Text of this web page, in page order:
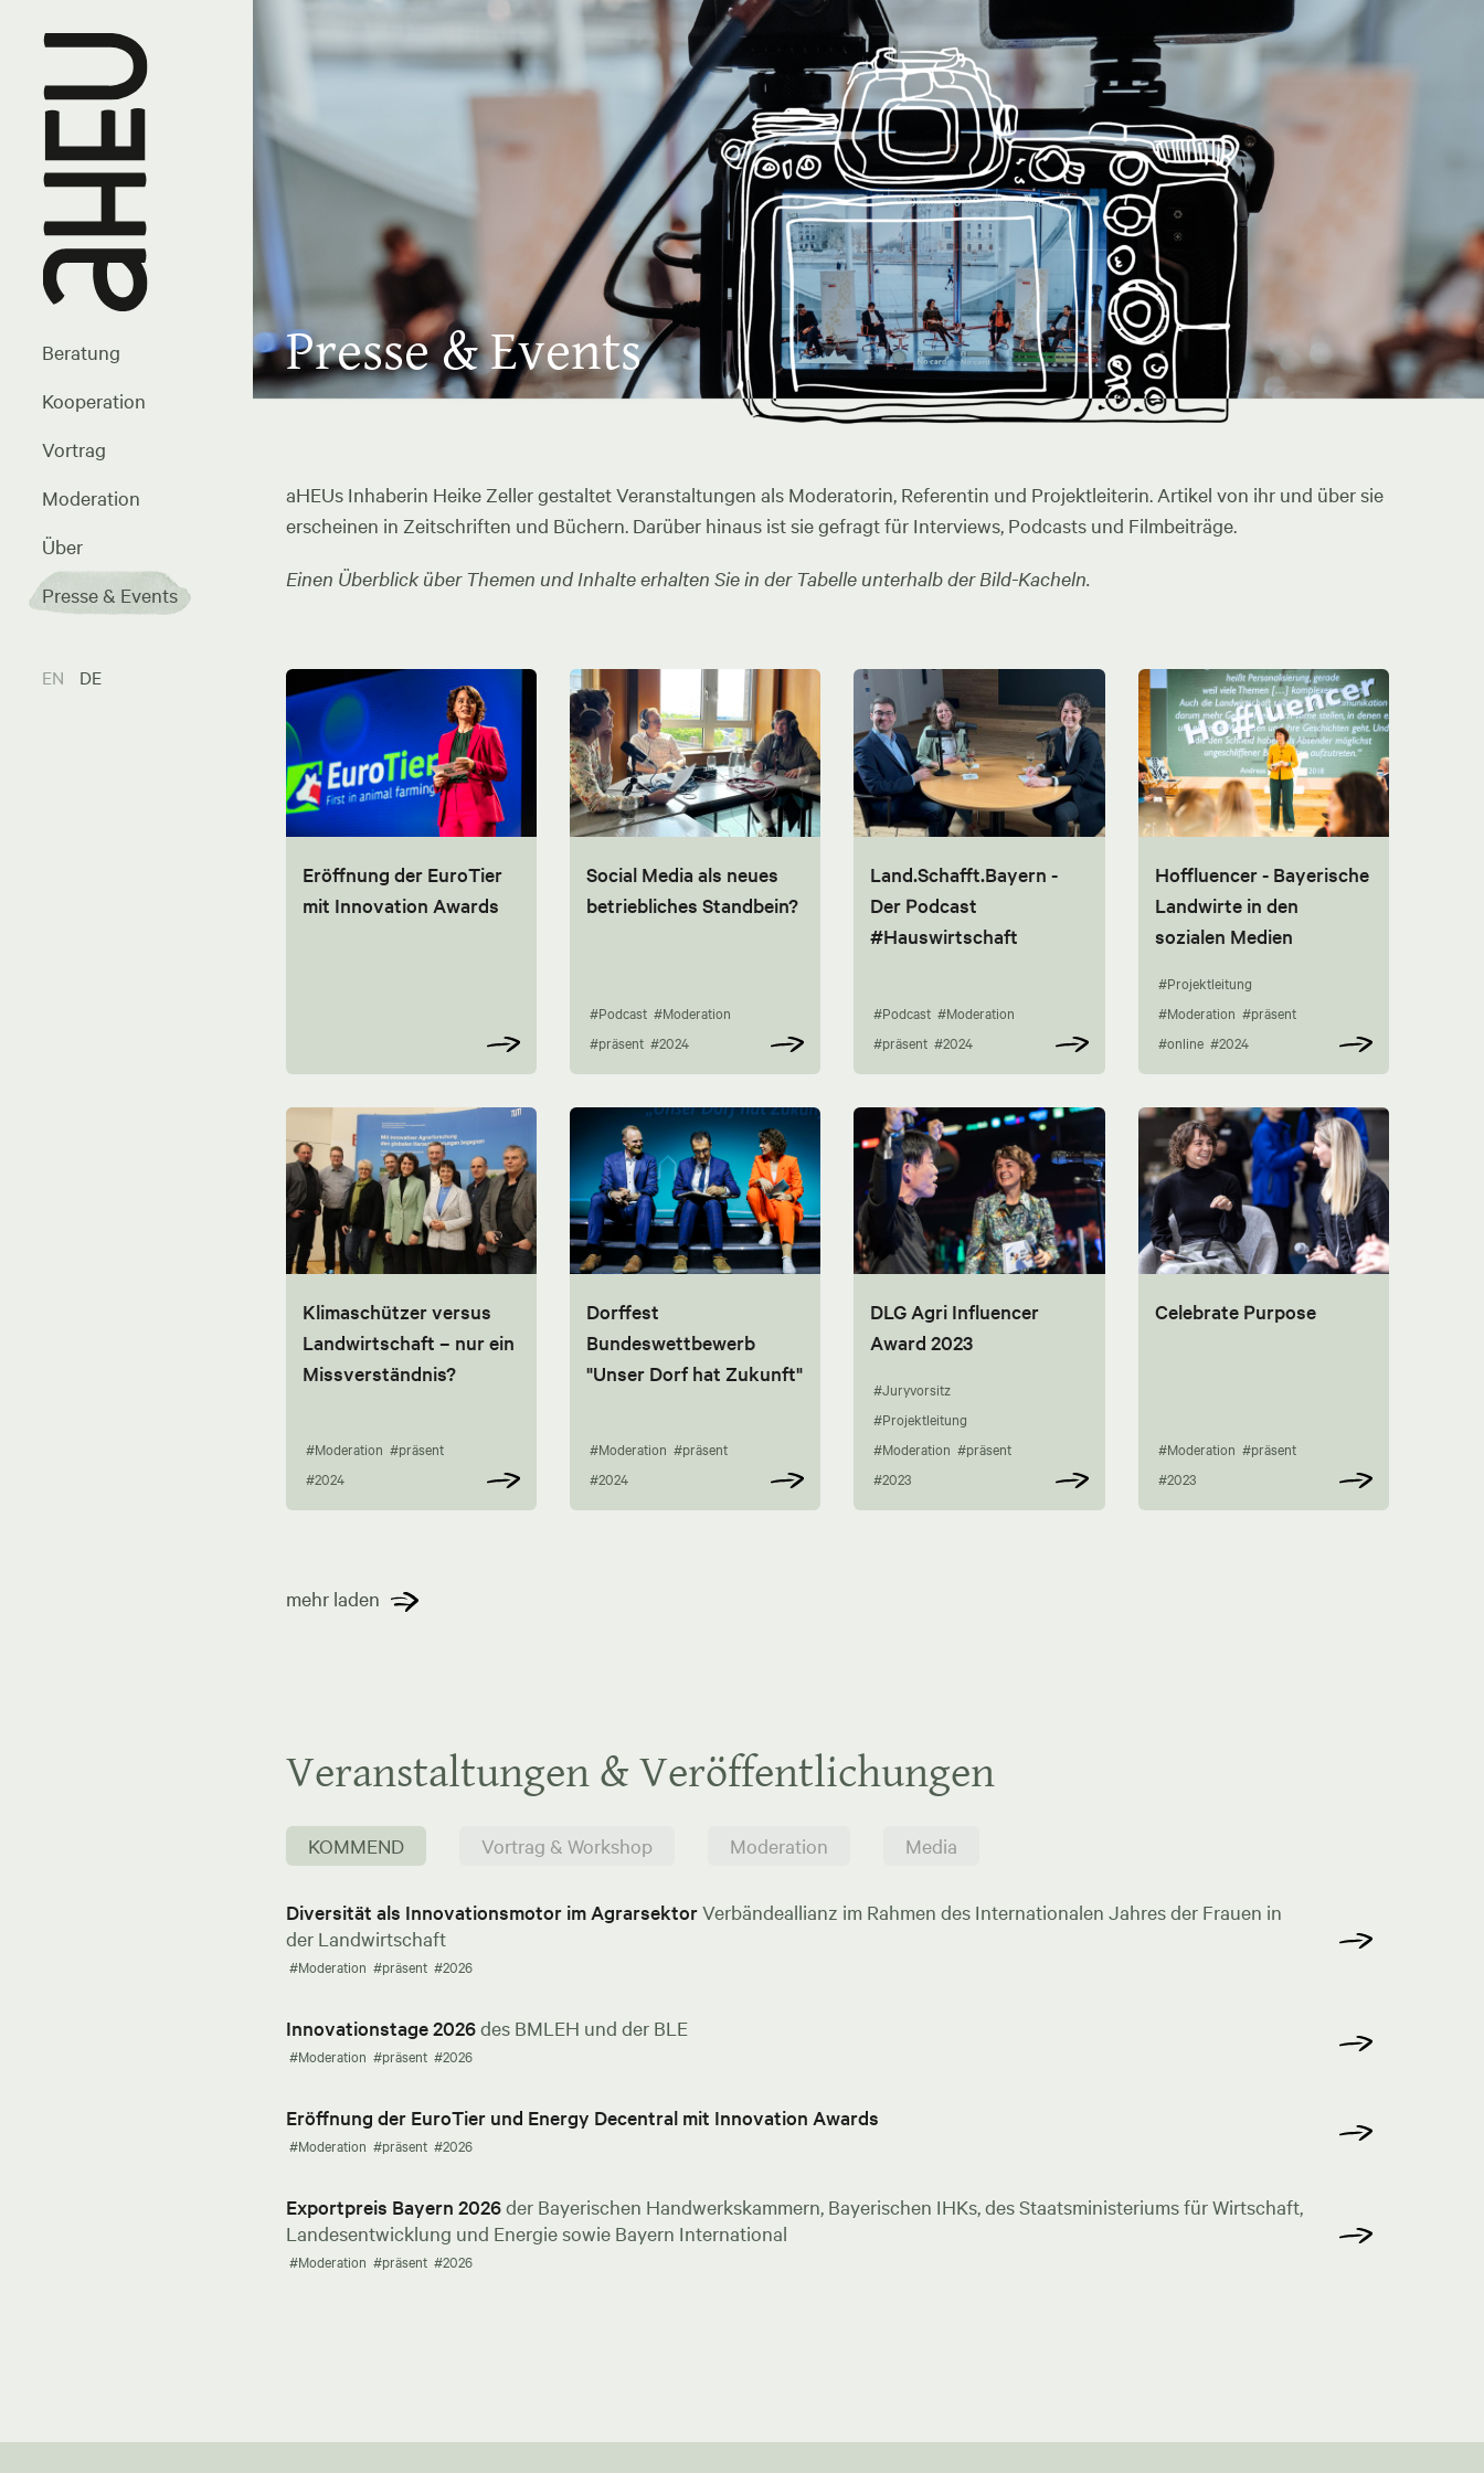
Beratung
Kooperation
Vortrag
Moderation
Über
Presse & Events
EN DE
Presse & Events
aHEUs Inhaberin Heike Zeller gestaltet Veranstaltungen als Moderatorin, Referentin und Projektleiterin. Artikel von ihr und über sie
erscheinen in Zeitschriften und Büchern. Darüber hinaus ist sie gefragt für Interviews, Podcasts und Filmbeiträge.
Einen Überblick über Themen und Inhalte erhalten Sie in der Tabelle unterhalb der Bild-Kacheln.
Eröffnung der EuroTier
mit Innovation Awards
Social Media als neues
betriebliches Standbein?
#Podcast #Moderation
#präsent #2024
Land.Schafft.Bayern -
Der Podcast
#Hauswirtschaft
#Podcast #Moderation
#präsent #2024
Hoffluencer - Bayerische
Landwirte in den
sozialen Medien
#Projektleitung
#Moderation #präsent
#online #2024
Klimaschützer versus
Landwirtschaft – nur ein
Missverständnis?
#Moderation #präsent
#2024
Dorffest
Bundeswettbewerb
"Unser Dorf hat Zukunft"
#Moderation #präsent
#2024
DLG Agri Influencer
Award 2023
#Juryvorsitz
#Projektleitung
#Moderation #präsent
#2023
Celebrate Purpose
#Moderation #präsent
#2023
mehr laden
Veranstaltungen & Veröffentlichungen
KOMMEND Vortrag & Workshop Moderation Media
Diversität als Innovationsmotor im AgrarsektorVerbändeallianz im Rahmen des Internationalen Jahres der Frauen in
der Landwirtschaft
#Moderation #präsent #2026
Innovationstage 2026des BMLEH und der BLE
#Moderation #präsent #2026
Eröffnung der EuroTier und Energy Decentral mit Innovation Awards
#Moderation #präsent #2026
Exportpreis Bayern 2026der Bayerischen Handwerkskammern, Bayerischen IHKs, des Staatsministeriums für Wirtschaft,
Landesentwicklung und Energie sowie Bayern International
#Moderation #präsent #2026